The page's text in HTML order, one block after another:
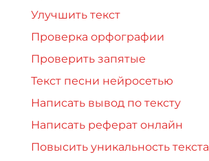
Улучшить текст
Проверка орфографии
Проверить запятые
Текст песни нейросетью
Написать вывод по тексту
Написать реферат онлайн
Повысить уникальность текста